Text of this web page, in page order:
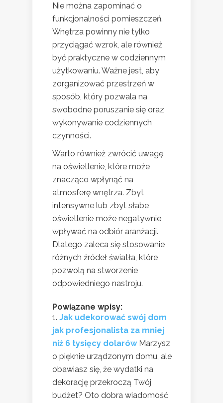
Nie można zapominać o
funkcjonalności pomieszczeń.
Wnętrza powinny nie tylko
przyciągać wzrok, ale również
być praktyczne w codziennym
użytkowaniu. Ważne jest, aby
zorganizować przestrzeń w
sposób, który pozwala na
swobodne poruszanie się oraz
wykonywanie codziennych
czynności.
Warto również zwrócić uwagę
na oświetlenie, które może
znacząco wpłynąć na
atmosferę wnętrza. Zbyt
intensywne lub zbyt słabe
oświetlenie może negatywnie
wpływać na odbiór aranżacji.
Dlatego zaleca się stosowanie
różnych źródeł światła, które
pozwolą na stworzenie
odpowiedniego nastroju.
Powiązane wpisy:
Jak udekorować swój dom
jak profesjonalista za mniej
niż 6 tysięcy dolarów Marzysz
o pięknie urządzonym domu, ale
obawiasz się, że wydatki na
dekorację przekroczą Twój
budżet? Oto dobra wiadomość